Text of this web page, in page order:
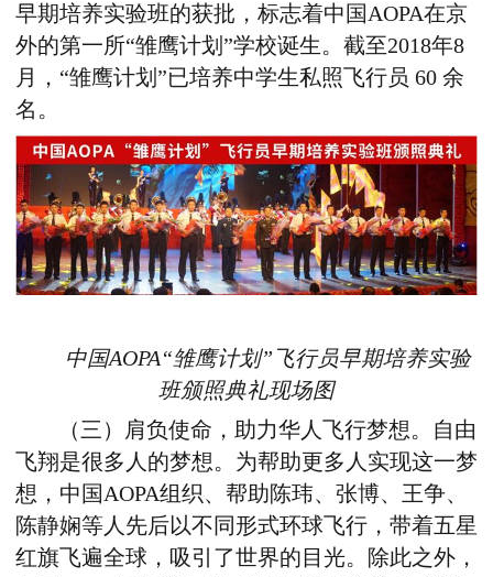
早期培养实验班的获批，标志着中国AOPA在京
外的第一所“雏鹰计划”学校诞生。截至2018年8
月，“雏鹰计划”已培养中学生私照飞行员 60 余
名。
中国AOPA“雏鹰计划”飞行员早期培养实验
班颁照典礼现场图
（三）肩负使命，助力华人飞行梦想。自由
飞翔是很多人的梦想。为帮助更多人实现这一梦
想，中国AOPA组织、帮助陈玮、张博、王争、
陈静娴等人先后以不同形式环球飞行，带着五星
红旗飞遍全球，吸引了世界的目光。除此之外，